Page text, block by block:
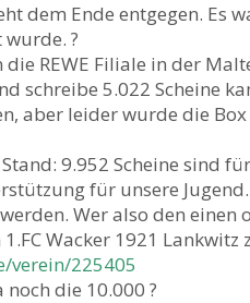
dem Ende entgegen. Es
?
REWE Filiale in der
schreibe 5.022 Scheine
aber leider wurde die
9.952 Scheine sind
für unsere Jugend.
Wer also den einen
Wacker 1921 Lankwitz
verein/225405
die 10.000 ?